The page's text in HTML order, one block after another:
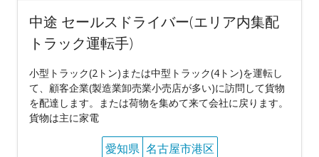
中途 セールスドライバー(エリア内集配
トラック運転手)
⼩型トラック(2トン)または中型トラック(4トン)を運転し
て、顧客企業(製造業卸売業小売店が多い)に訪問して貨物
を配達します。または荷物を集めて来て会社に戻ります。
貨物は主に家電
愛知県 名古屋市港区